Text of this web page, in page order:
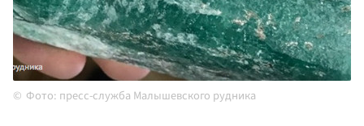
Фото: пресс-служба Малышевского рудника